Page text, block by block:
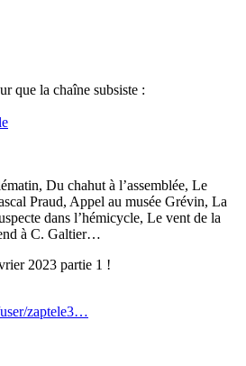
que la chaîne subsiste :
Du chahut à l’assemblée, Le
Praud, Appel au musée Grévin, La
dans l’hémicycle, Le vent de la
à C. Galtier…
2023 partie 1 !
zaptele3…